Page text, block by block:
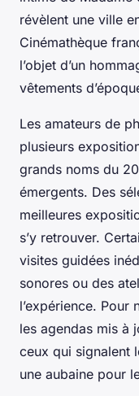
révèlent une ville
Cinémathèque
l’objet d’un
vêtements
Les amateurs de
plusieurs
grands noms du
émergents. Des
meilleures
s’y retrouver.
visites guidées
sonores ou des
l’expérience. Pour
les agendas mis à
ceux qui signalent
une aubaine pour